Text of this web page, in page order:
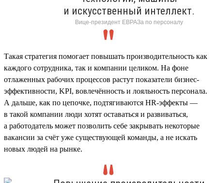
и искусственный интеллект.
Вице-президент ЕВРАЗа по персоналу
Такая стратегия помогает повышать производительность как
каждого сотрудника, так и компании целиком. На фоне
отлаженных рабочих процессов растут показатели бизнес-
эффективности, KPI, вовлечённость и лояльность персонала.
А дальше, как по цепочке, подтягиваются HR-эффекты —
в такой компании люди хотят оставаться и развиваться,
а работодатель может позволить себе закрывать некоторые
вакансии за счёт уже существующей команды, а не искать
новых людей на рынке.